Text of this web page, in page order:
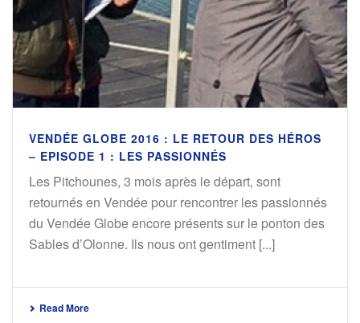
VENDÉE GLOBE 2016 : LE RETOUR DES HÉROS
– EPISODE 1 : LES PASSIONNÉS
Les Pitchounes, 3 mois après le départ, sont
retournés en Vendée pour rencontrer les passionnés
du Vendée Globe encore présents sur le ponton des
Sables d’Olonne. Ils nous ont gentiment [...]
Read More